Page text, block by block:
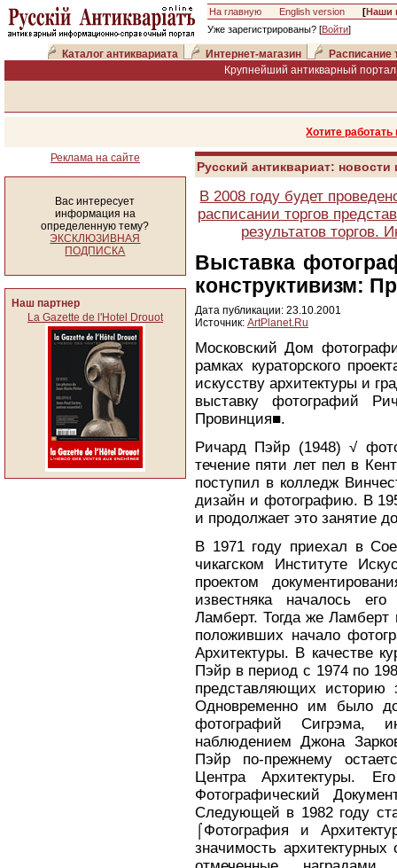
На главную English version [Наши
Уже зарегистрированы? [Войти]
Каталог антиквариата Интернет-магазин
Расписание
Крупнейший антикварный
Хотите
Реклама на сайте
Вас интересует
информация на
определенную тему?
ЭКСКЛЮЗИВНАЯ
ПОДПИСКА
Наш партнер
La Gazette de l'Hotel Drouot
Русский антиквариат:
В 2008 году будет
расписании торгов
результатов торгов.
Выставка
конструктивизм:
Дата публикации: 23.10.2001
Источник: ArtPlanet.Ru
Московский Дом
рамках кураторского
искусству архитектуры и
выставку фотографий
Провинция■.
Ричард Пэйр (1948) √
течение пяти лет пел в
поступил в колледж
дизайн и фотографию. В
и продолжает это занятие
В 1971 году приехал в
чикагском Институте
проектом
известняка началось
Ламберт. Тогда же Ламберт
положивших начало
Архитектуры. В качестве
Пэйр в период с 1974 по
представляющих историю
Одновременно им было
фотографий Сигрэма,
наблюдением Джона
Пэйр по-прежнему
Центра Архитектуры.
Фотографический
Следующей в 1982 году
⌠Фотография и
значимость